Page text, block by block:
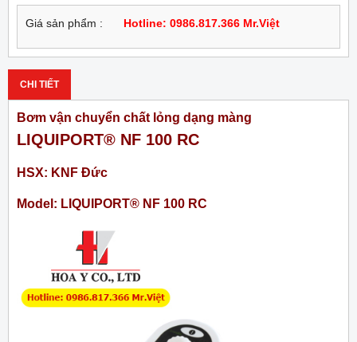
Giá sản phẩm : Hotline: 0986.817.366 Mr.Việt
CHI TIẾT
Bơm vận chuyển chất lỏng dạng màng
LIQUIPORT® NF 100 RC
HSX: KNF Đức
Model: LIQUIPORT® NF 100 RC